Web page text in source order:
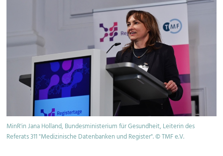
MinR'in Jana Holland, Bundesministerium für Gesundheit, Leiterin des
Referats 311 "Medizinische Datenbanken und Register". © TMF e.V.